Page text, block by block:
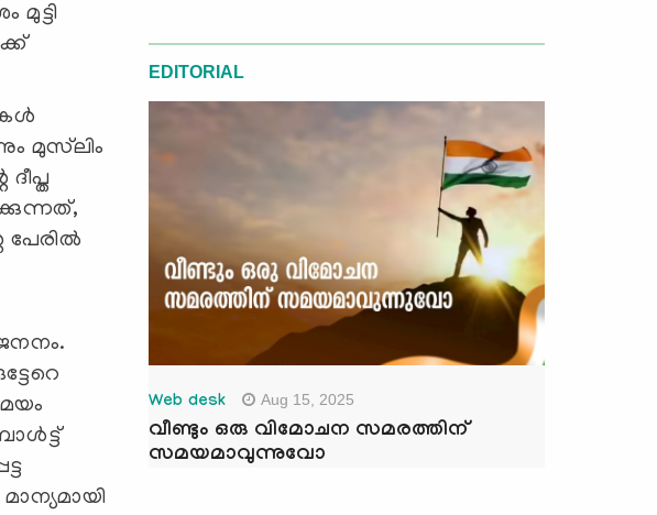
മുസ്‍ലിം
പേരിൽ
EDITORIAL
Web desk Aug 15, 2025
വീണ്ടും ഒരു വിമോചന സമരത്തിന്
സമയമാവുന്നുവോ